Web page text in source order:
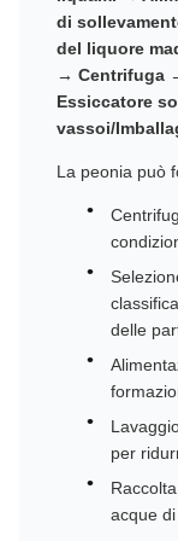
di
del liquore
→ Centrifuga
Essiccatore
vassoi/
La peonia può
delle
per
acque